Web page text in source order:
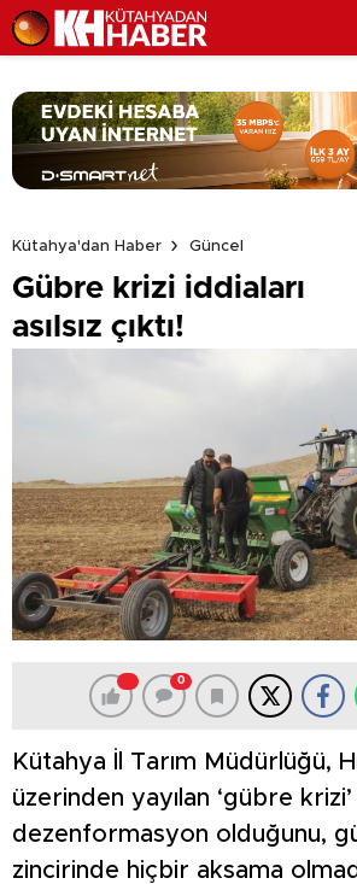
Kütahya'dan Haber
Güncel
Gübre krizi iddiaları
asılsız çıktı!
0
Kütahya İl Tarım Müdürlüğü,
üzerinden yayılan ‘gübre
dezenformasyon olduğunu,
zincirinde hiçbir aksama